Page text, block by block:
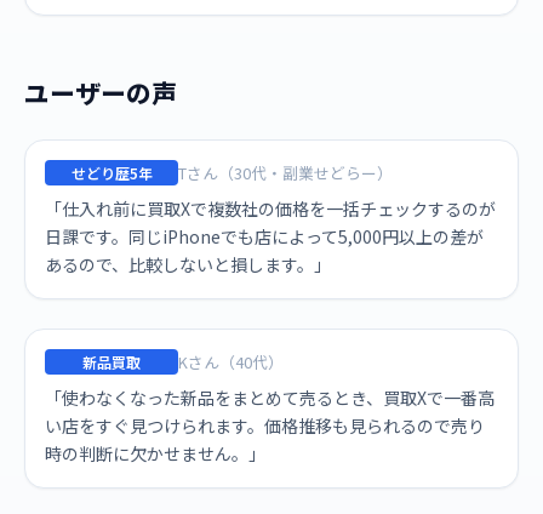
ユーザーの声
せどり歴5年 Tさん（30代・副業せどらー）
「仕入れ前に買取Xで複数社の価格を一括チェックするのが
日課です。同じiPhoneでも店によって5,000円以上の差が
あるので、比較しないと損します。」
新品買取 Kさん（40代）
「使わなくなった新品をまとめて売るとき、買取Xで一番高
い店をすぐ見つけられます。価格推移も見られるので売り
時の判断に欠かせません。」